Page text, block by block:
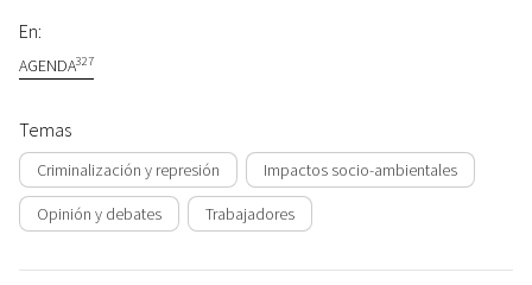
En:
AGENDA327
Temas
Criminalización y represión Impactos socio-ambientales
Opinión y debates Trabajadores